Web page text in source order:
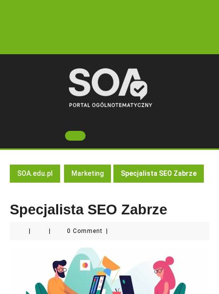
Open
Button
SOA.edu.pl Marketing Specjalista SEO Zabrze
Specjalista SEO Zabrze
0 Comment